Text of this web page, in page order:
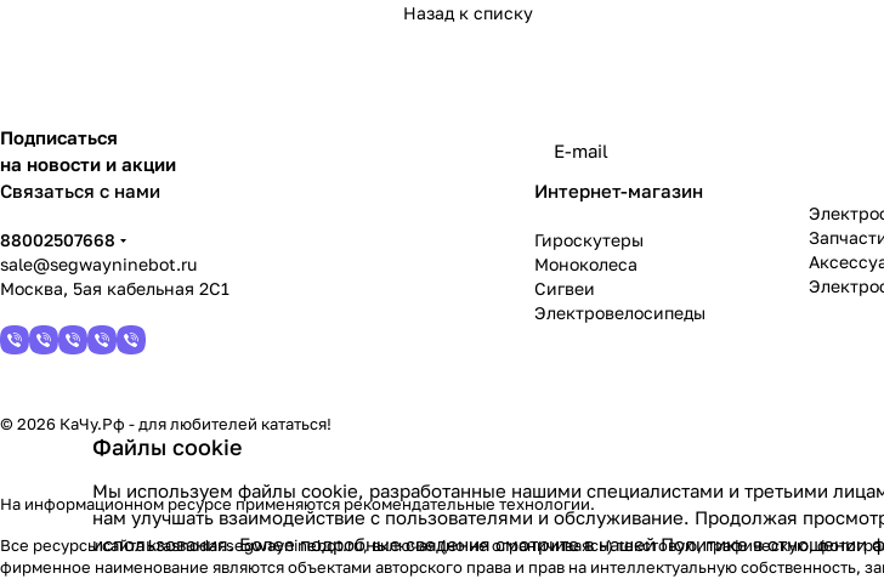
Назад к списку
Подписаться
на новости и акции
Связаться с нами
88002507668
sale@segwayninebot.ru
Москва, 5ая кабельная 2С1
Интернет-магазин
Гироскутеры
Моноколеса
Сигвеи
Электровелосипеды
© 2026 КаЧу.Рф - для любителей кататься!
На информационном ресурсе применяютсярекомендательные технологии.
Все ресурсы сайта krasnodar.segwayninebot.ru, включая (но не ограничиваясь) текстовую, графическую,
фирменное наименование являются объектами авторского права и прав на интеллектуальную
Файлы cookie
Мы используем файлы cookie, разработанные нашими специалистами и третьими
нам улучшать взаимодействие с пользователями и обслуживание. Продолжая
использования. Более подробные сведения смотрите в нашейПолитике в отношении